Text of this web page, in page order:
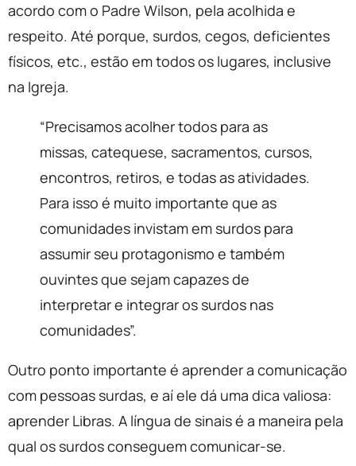
acordo com o Padre Wilson, pela acolhida e
respeito. Até porque, surdos, cegos, deficientes
físicos, etc., estão em todos os lugares, inclusive
na Igreja.
“Precisamos acolher todos para as
missas, catequese, sacramentos, cursos,
encontros, retiros, e todas as atividades.
Para isso é muito importante que as
comunidades invistam em surdos para
assumir seu protagonismo e também
ouvintes que sejam capazes de
interpretar e integrar os surdos nas
comunidades”.
Outro ponto importante é aprender a comunicação
com pessoas surdas, e aí ele dá uma dica valiosa:
aprender Libras. A língua de sinais é a maneira pela
qual os surdos conseguem comunicar-se.